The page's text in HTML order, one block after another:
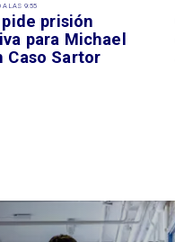
A LAS 9:55
prisión
para Michael
Caso Sartor